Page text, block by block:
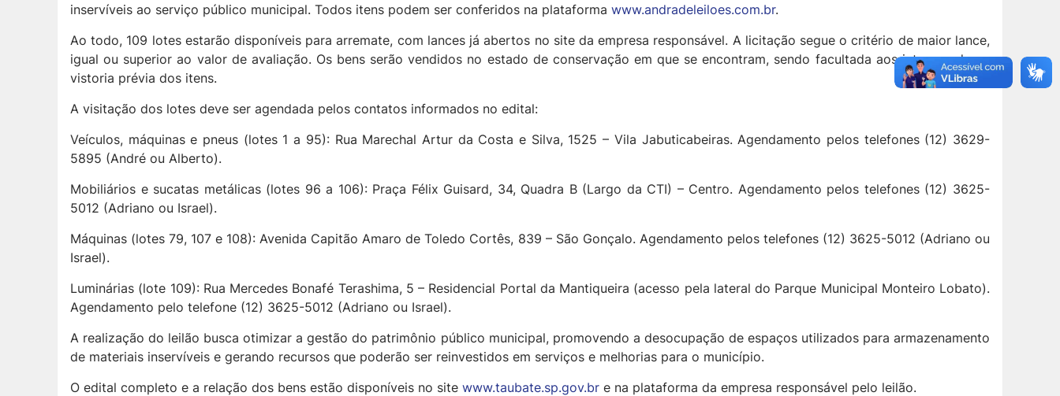
inservíveis ao serviço público municipal. Todos itens podem ser conferidos na plataforma www.andradeleiloes.com.br.
Ao todo, 109 lotes estarão disponíveis para arremate, com lances já abertos no site da empresa responsável. A licitação segue o critério de maior lance,
igual ou superior ao valor de avaliação. Os bens serão vendidos no estado de conservação em que se encontram, sendo facultada aos interessados a
vistoria prévia dos itens.
A visitação dos lotes deve ser agendada pelos contatos informados no edital:
Veículos, máquinas e pneus (lotes 1 a 95): Rua Marechal Artur da Costa e Silva, 1525 – Vila Jabuticabeiras. Agendamento pelos telefones (12) 3629-
5895 (André ou Alberto).
Mobiliários e sucatas metálicas (lotes 96 a 106): Praça Félix Guisard, 34, Quadra B (Largo da CTI) – Centro. Agendamento pelos telefones (12) 3625-
5012 (Adriano ou Israel).
Máquinas (lotes 79, 107 e 108): Avenida Capitão Amaro de Toledo Cortês, 839 – São Gonçalo. Agendamento pelos telefones (12) 3625-5012 (Adriano ou
Israel).
Luminárias (lote 109): Rua Mercedes Bonafé Terashima, 5 – Residencial Portal da Mantiqueira (acesso pela lateral do Parque Municipal Monteiro Lobato).
Agendamento pelo telefone (12) 3625-5012 (Adriano ou Israel).
A realização do leilão busca otimizar a gestão do patrimônio público municipal, promovendo a desocupação de espaços utilizados para armazenamento
de materiais inservíveis e gerando recursos que poderão ser reinvestidos em serviços e melhorias para o município.
O edital completo e a relação dos bens estão disponíveis no site www.taubate.sp.gov.br e na plataforma da empresa responsável pelo leilão.